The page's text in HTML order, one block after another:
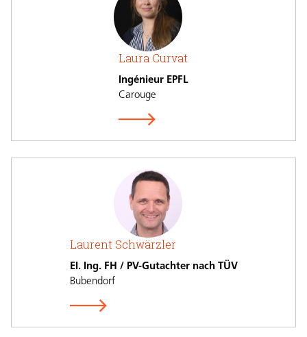
Laura Curvat
Ingénieur EPFL
Carouge
Laurent Schwärzler
EI. Ing. FH / PV-Gutachter nach TÜV
Bubendorf